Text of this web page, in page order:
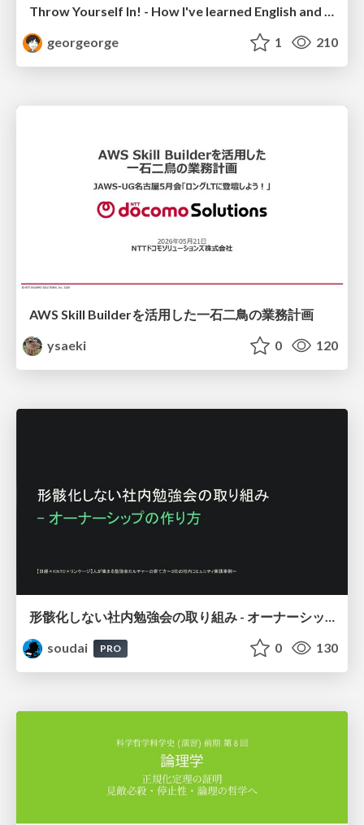
Throw Yourself In! - How I've learned English and What I'm Facing
georgeorge
1 210
AWS Skill Builderを活用した一石二鳥の業務計画
ysaeki
0 120
形骸化しない社内勉強会の取り組み - オーナーシップの作り方 / In-house study session
soudai
PRO 0 130